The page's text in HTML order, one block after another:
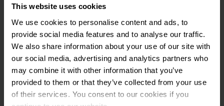
This website uses cookies
We use cookies to personalise content and ads, to
provide social media features and to analyse our traffic.
We also share information about your use of our site with
our social media, advertising and analytics partners who
may combine it with other information that you’ve
provided to them or that they’ve collected from your use
of their services. You consent to our cookies if you
través del Logistics Interface. Para almacenar y
desalmacenar las mercancías, el conductor simplemente
tiene que acelerar, porque la carretilla ya sabe cuál es el
camino correcto. Esto ahorra tiempo y aumenta la eficiencia.
Además, una vez completada, la orden se transmite
automáticamente de nuevo al WMS a través del Logistics
Interface. Ya no se necesita ningún escáner en el lugar de
trabajo, el almacén de pasillos estrechos se puede
implementar sin señalización.